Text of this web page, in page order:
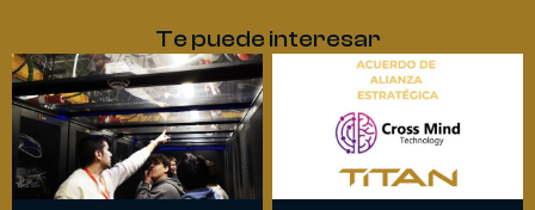
Te puede interesar